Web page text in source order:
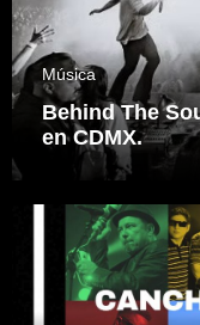
Música
Behind The
en CDMX.